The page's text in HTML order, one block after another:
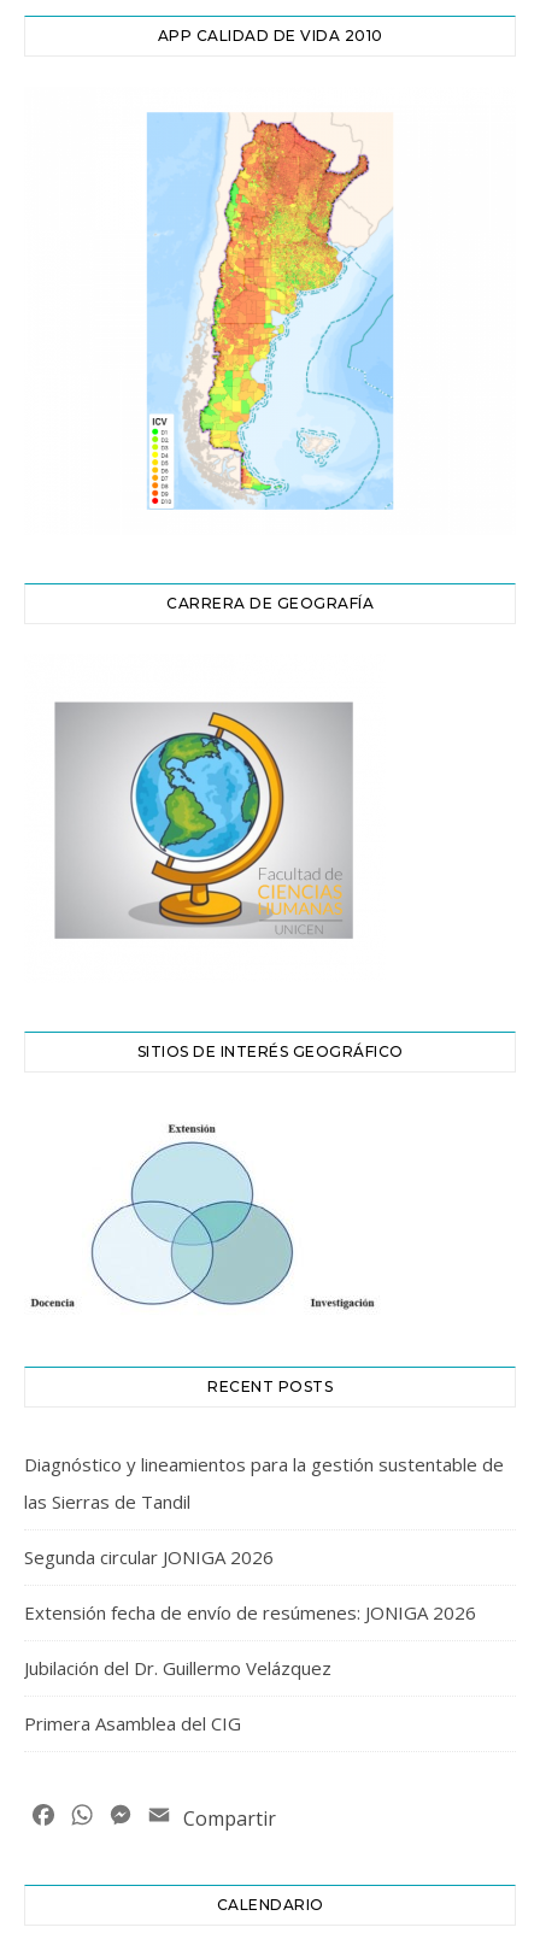
APP CALIDAD DE VIDA 2010
CARRERA DE GEOGRAFÍA
SITIOS DE INTERÉS GEOGRÁFICO
RECENT POSTS
Diagnóstico y lineamientos para la gestión sustentable de
las Sierras de Tandil
Segunda circular JONIGA 2026
Extensión fecha de envío de resúmenes: JONIGA 2026
Jubilación del Dr. Guillermo Velázquez
Primera Asamblea del CIG
FacebookWhatsAppMessenger
Email
Compartir
CALENDARIO